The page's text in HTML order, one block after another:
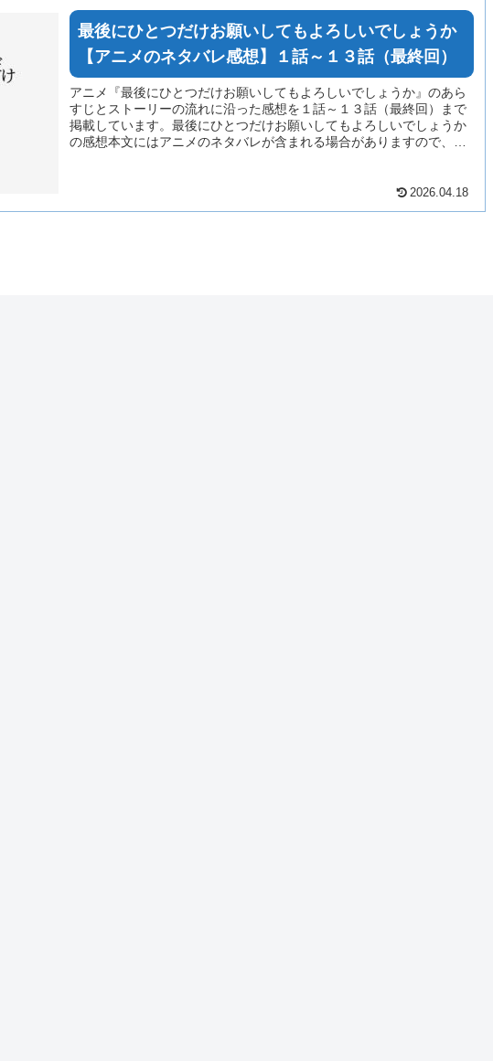
最後にひとつだけお願いしてもよろしいでしょうか
【アニメのネタバレ感想】１話～１３話（最終回）
アニメ『最後にひとつだけお願いしてもよろしいでしょうか』のあら
すじとストーリーの流れに沿った感想を１話～１３話（最終回）まで
掲載しています。最後にひとつだけお願いしてもよろしいでしょうか
の感想本文にはアニメのネタバレが含まれる場合がありますので、ご
2026.04.18